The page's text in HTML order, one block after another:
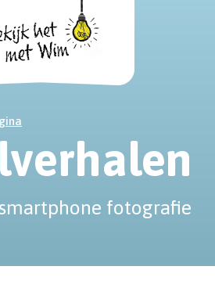
fotografie